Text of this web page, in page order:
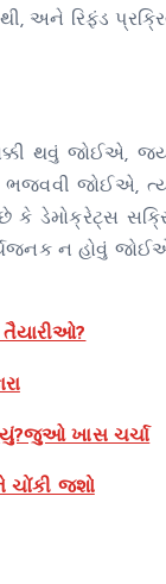
અને રિફંડ
થવું જોઈએ,
ભજવવી જોઈએ,
છે કે ડેમોક્રેટ્સ
ન હોવું
તૈયારીઓ?
ખાસ ચર્ચા
ચોંકી જશો